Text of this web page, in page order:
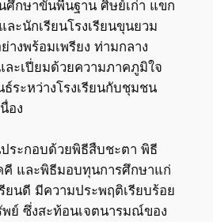
ศึกษาขั้นพื้นฐาน ศิษย์เก่า แขก
ะนักเรียนโรงเรียนขุนยวม
างพร้อมเพรียง ท่ามกลาง
ะเปี่ยมด้วยความภาคภูมิใจ
ระหว่างโรงเรียนกับชุมชน
อง
ระกอบด้วยพิธีสืบชะตา พิธี
คี และพิธีมอบทุนการศึกษาแก่
ยนดี มีความประพฤติเรียบร้อย
ย์ ซึ่งสะท้อนเจตนารมณ์ของ